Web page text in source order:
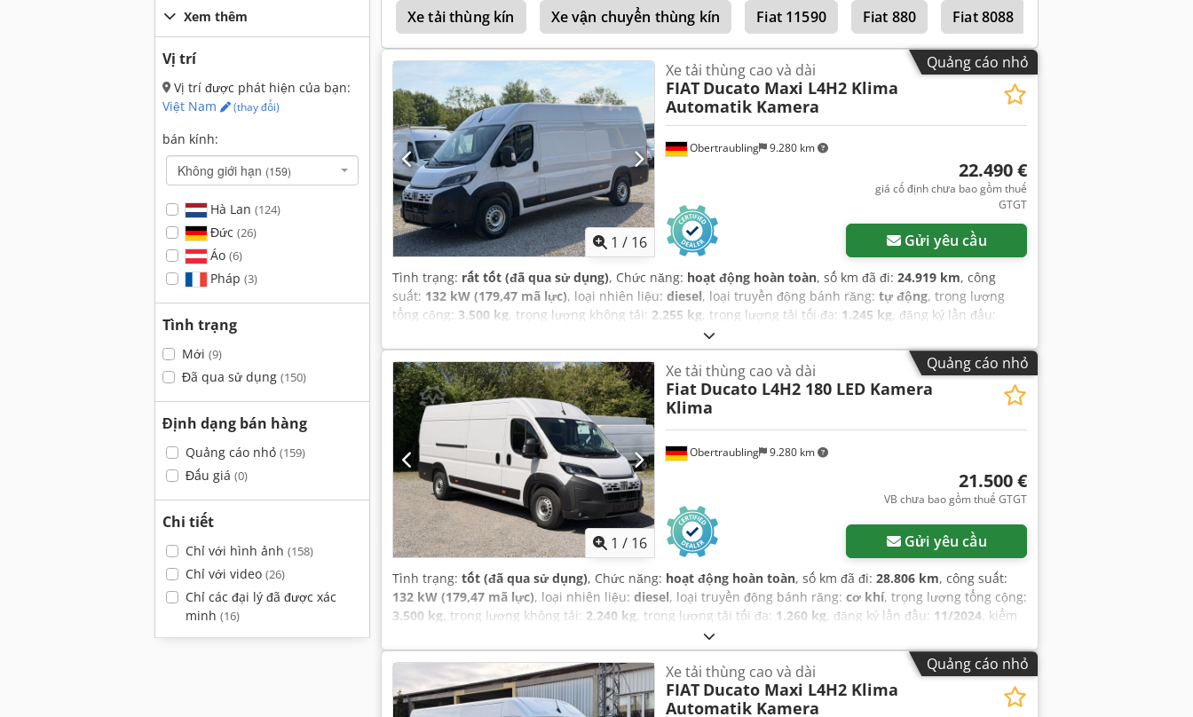
Xem thêm
Vị trí
Vị trí được phát hiện của bạn:
Việt Nam
(thay đổi)
bán kính:
Không giới hạn (159)
Hà Lan (124)
Đức (26)
Áo (6)
Pháp (3)
Tình trạng
Mới (9)
Đã qua sử dụng (150)
Định dạng bán hàng
Quảng cáo nhỏ (159)
Đấu giá (0)
Chi tiết
Chỉ với hình ảnh (158)
Chỉ với video (26)
Chỉ các đại lý đã được xác
minh (16)
than, camera lùi, chương trình cân bằng điện tử (ESP), cảm biến đỗ xe, cửa trượt, hệ thống chống trộm
(immobilizer), hệ thống start-stop, hỗ trợ giữ làn đường, khóa trung tâm, kiểm soát hành trình, kiểm
soát lực kéo, lịch sử bảo dưỡng đầy đủ, lốp xe mọi mùa, máy tính trên xe, trợ lực lái, túi khí, xe không
hút thuốc, điều chỉnh cửa sổ điện, điều hòa không khí, đèn pha bổ sung, đèn sương mù, đăng ký xe tải,
đăng ký xe ô tô,
Xe tải thùng kín
Xe vận chuyển thùng kín Fiat 11590 Fiat 880 Fiat 8088
Fiat 7090 Fiat 640
Quảng cáo nhỏ
1 / 16
Obertraubling 9.280 km
Xe tải thùng cao và dài
FIAT Ducato Maxi L4H2 Klima
Automatik Kamera
22.490 €
giá cố định chưa bao gồm thuế
GTGT
Gửi yêu cầu
Tình trạng: rất tốt (đã qua sử dụng), Chức năng: hoạt động hoàn toàn, số km đã đi: 24.919 km, công
suất: 132 kW (179,47 mã lực), loại nhiên liệu: diesel, loại truyền động bánh răng: tự động, trọng lượng
tổng cộng: 3.500 kg, trọng lượng không tải: 2.255 kg, trọng lượng tải tối đa: 1.245 kg, đăng ký lần đầu:
, chiều dài không gian chứa hàng:
khoang hàng:1.870 mm, chiều cao khoang chứa hàng:1.932 mm, hạng mục khí thải:Euro 6, màu sắc:
trắng, số chỗ ngồi:3, số lượng chủ sở hữu trước đó: 1, Năm sản xuất:2024
ABS, bảo hành xe đã
qua sử dụng, bộ lọc muội than, chương trình cân bằng điện tử (ESP), cảm biến đỗ xe, cửa trượt, hệ
thống chống trộm (immobilizer), hệ thống định vị, khóa trung tâm, kiểm soát hành trình, lốp xe mọi
mùa, máy tính trên xe, trợ lực lái, túi khí, điều hòa không khí, đèn pha bổ sung, đèn sương mù, đăng
ký xe tải, đăng ký xe ô tô,
Quảng cáo nhỏ
1 / 16
Obertraubling 9.280 km
Xe tải thùng cao và dài
Fiat Ducato L4H2 180 LED Kamera
Klima
21.500 €
VB chưa bao gồm thuế GTGT
Gửi yêu cầu
Tình trạng: tốt (đã qua sử dụng), Chức năng: hoạt động hoàn toàn, số km đã đi: 28.806 km, công suất:
132 kW (179,47 mã lực), loại nhiên liệu: diesel, loại truyền động bánh răng: cơ khí, trọng lượng tổng cộng:
3.500 kg, trọng lượng không tải: 2.240 kg, trọng lượng tải tối đa: 1.260 kg, đăng ký lần đầu: 11/2024, kiểm
, chiều dài không gian chứa hàng:
mm, chiều cao khoang chứa hàng:1.932 mm, dung tích bình nhiên liệu:90 l, hạng mục khí thải:Euro 6,
trắng, số chỗ ngồi:3, số lượng chủ sở hữu trước đó:1, Năm sản xuất:
, trọng tải moóc không
phanh:3.000 kg, Thiết bị:ABS, AdBlue, Bluetooth, Cổng USB, bảo hành xe đã qua sử dụng, bộ lọc muội
than, camera lùi, chương trình cân bằng điện tử (ESP), cảm biến đỗ xe, cửa trượt, hệ thống chống trộm
Quảng cáo nhỏ
Xe tải thùng cao và dài
FIAT Ducato Maxi L4H2 Klima
Automatik Kamera